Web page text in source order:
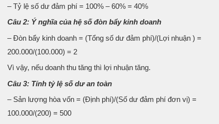
– Tỷ lệ số dư đảm phí = 100% – 60% = 40%
Câu 2: Ý nghĩa của hệ số đòn bẩy kinh doanh
– Đòn bẩy kinh doanh = (Tổng số dư đảm phí)/(Lợi nhuận ) =
200.000/(100.000) = 2
Vì vậy, nếu doanh thu tăng thì lợi nhuận tăng.
Câu 3: Tính tỷ lệ số dư an toàn
– Sản lượng hòa vốn = (Định phí)/(Số dư đảm phí đơn vị) =
100.000/(200) = 500